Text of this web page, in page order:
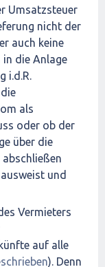
Umsatzsteuer
nicht der
auch keine
die Anlage
i.d.R.
als
oder ob der
über die
und
Vermieters
auf alle
). Denn